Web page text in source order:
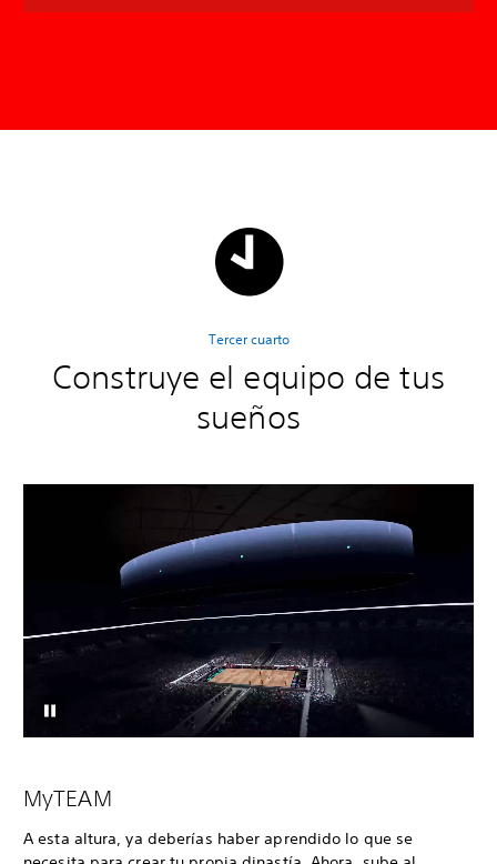
Tercer cuarto
Construye el equipo de tus
sueños
MyTEAM
A esta altura, ya deberías haber aprendido lo que se